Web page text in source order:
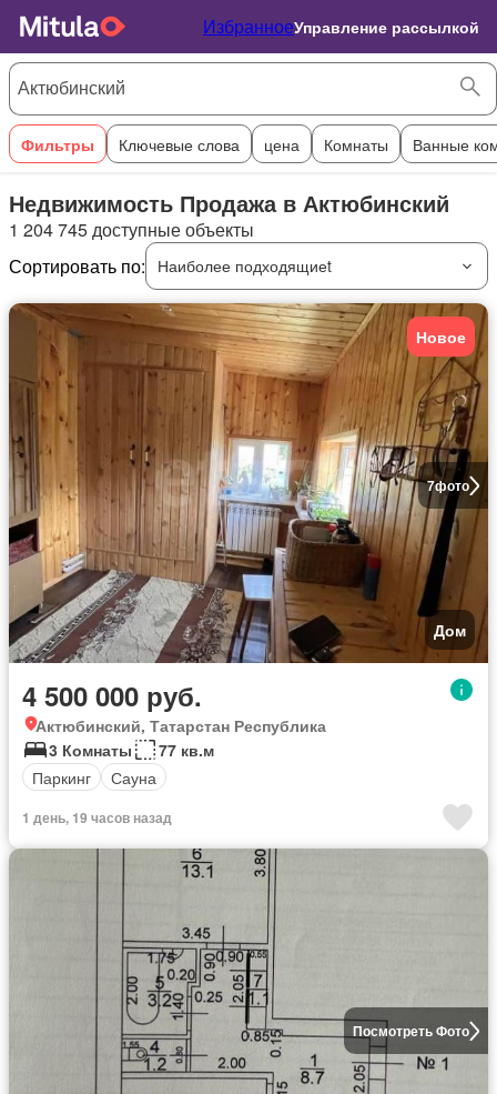
ИзбранноеУправление рассылкой
Фильтры Ключевые слова цена Комнаты Ванные
Недвижимость Продажа в Актюбинский
1 204 745 доступные объекты
Сортировать по:
Наиболее подходящиеt
7фото
Новое
Дом
4 500 000 руб.
Актюбинский, Татарстан Республика
3 Комнаты
77 кв.м
Паркинг
Сауна
1 день, 19 часов назад
Посмотреть Фото